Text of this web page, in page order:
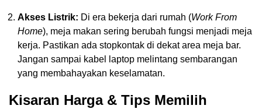
Akses Listrik: Di era bekerja dari rumah (Work From
Home), meja makan sering berubah fungsi menjadi meja
kerja. Pastikan ada stopkontak di dekat area meja bar.
Jangan sampai kabel laptop melintang sembarangan
yang membahayakan keselamatan.
Kisaran Harga & Tips Memilih